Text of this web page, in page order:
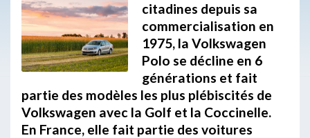
citadines depuis sa
commercialisation en
1975, la Volkswagen
Polo se décline en 6
générations et fait
partie des modèles les plus plébiscités de
Volkswagen avec la Golf et la Coccinelle.
En France, elle fait partie des voitures